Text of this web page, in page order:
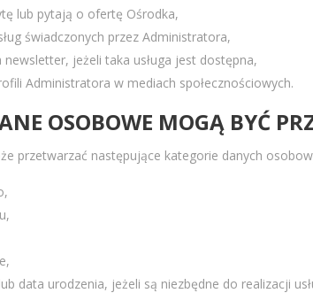
lub pytają o ofertę Ośrodka,
świadczonych przez Administratora,
newsletter, jeżeli taka usługa jest dostępna,
Administratora w mediach społecznościowych.
OSOBOWE MOGĄ BYĆ
przetwarzać następujące kategorie danych
data urodzenia, jeżeli są niezbędne do realizacji